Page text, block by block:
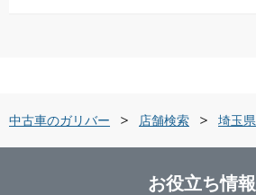
ガリバー浦和産業道路店
LIBERALA リベラーラ川越
中古車のガリバー 店舗検索 埼玉県
お役立ち情報